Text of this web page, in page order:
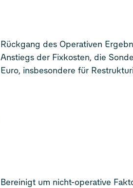
Rückgang des Operativen
Anstiegs der Fixkosten, die
Euro, insbesondere für
Bereinigt um nicht-operative